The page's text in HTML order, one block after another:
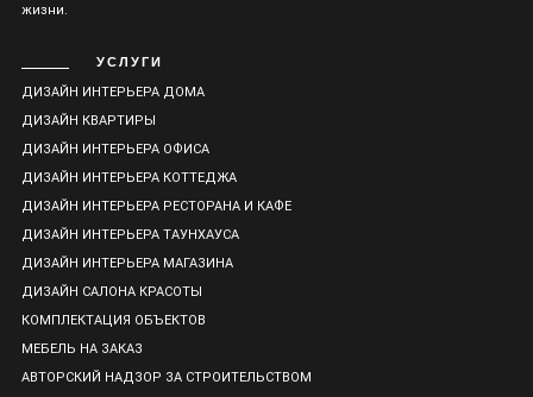
жизни.
УСЛУГИ
ДИЗАЙН ИНТЕРЬЕРА ДОМА
ДИЗАЙН КВАРТИРЫ
ДИЗАЙН ИНТЕРЬЕРА ОФИСА
ДИЗАЙН ИНТЕРЬЕРА КОТТЕДЖА
ДИЗАЙН ИНТЕРЬЕРА РЕСТОРАНА И КАФЕ
ДИЗАЙН ИНТЕРЬЕРА ТАУНХАУСА
ДИЗАЙН ИНТЕРЬЕРА МАГАЗИНА
ДИЗАЙН САЛОНА КРАСОТЫ
КОМПЛЕКТАЦИЯ ОБЪЕКТОВ
МЕБЕЛЬ НА ЗАКАЗ
АВТОРСКИЙ НАДЗОР ЗА СТРОИТЕЛЬСТВОМ